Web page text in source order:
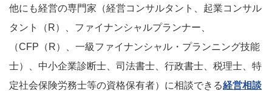
他にも経営の専門家（経営コンサルタント、起業コンサル
タント（R）、ファイナンシャルプランナー、
（CFP（R）、一級ファイナンシャル・プランニング技能
士）、中小企業診断士、司法書士、行政書士、税理士、特
定社会保険労務士等の資格保有者）に相談できる経営相談